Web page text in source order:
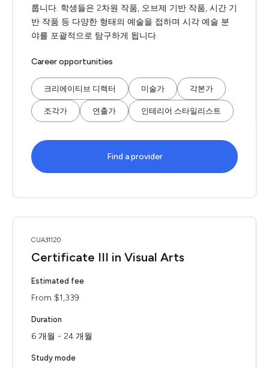
룹니다. 학생들은 2차원 작품, 오브제 기반 작품, 시간 기
반 작품 등 다양한 형태의 예술을 접하며 시각 예술 분
야를 포괄적으로 탐구하게 됩니다.
Career opportunities
크리에이티브 디렉터 미술가 각본가
조각가 연출가 인테리어 스타일리스트
Find a provider
CUA31120
Certificate III in Visual Arts
Estimated fee
From $1,339
Duration
6 개월 - 24 개월
Study mode